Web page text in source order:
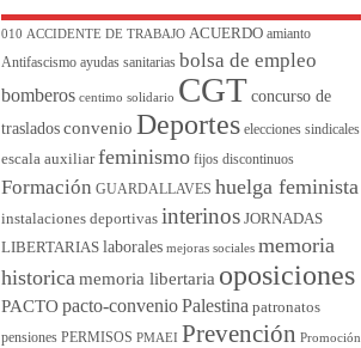
010 ACCIDENTE DE TRABAJO ACUERDO amianto
Antifascismo ayudas sanitarias bolsa de empleo
bomberos centimo solidario CGT concurso de
traslados convenio Deportes elecciones sindicales
escala auxiliar feminismo fijos discontinuos
Formación GUARDALLAVES huelga feminista
instalaciones deportivas interinos JORNADAS
LIBERTARIAS laborales mejoras sociales memoria
historica memoria libertaria oposiciones
PACTO pacto-convenio Palestina patronatos
pensiones PERMISOS PMAEI Prevención Promoción